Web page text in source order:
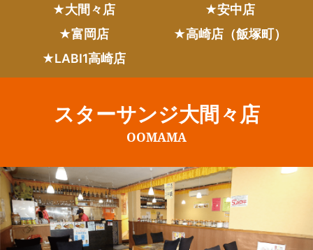
★大間々店
★安中店
★富岡店
★高崎店（飯塚町）
★LABI1高崎店
スターサンジ大間々店
OOMAMA